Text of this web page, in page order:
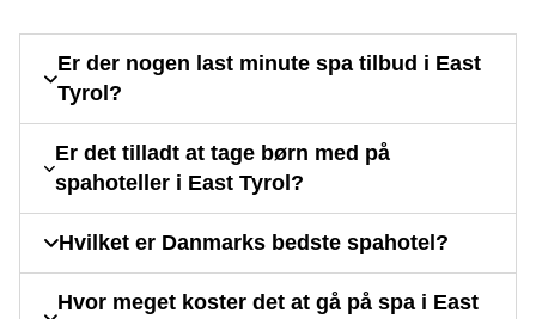
Er der nogen last minute spa tilbud i East
Tyrol?
Er det tilladt at tage børn med på
spahoteller i East Tyrol?
Hvilket er Danmarks bedste spahotel?
Hvor meget koster det at gå på spa i East